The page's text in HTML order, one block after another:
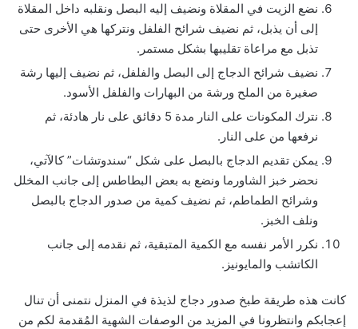
نضع الزيت في المقلاة ونضيف إليه البصل ونقلبه داخل المقلاة
إلى أن يذبل، ثم نضيف شرائح الفلفل ونتركها هي الأخرى حتى
تذبل مع مراعاة تقليبها بشكل مستمر.
نضيف شرائح الدجاج إلى البصل والفلفل، ثم نضيف إليها رشة
صغيرة من الملح ورشة من البهارات والفلفل الأسود.
نترك المكونات على النار مدة 5 دقائق على نار هادئة، ثم
نرفعها من على النار.
يمكن تقديم الدجاج بالبصل على شكل “سندوتشات” كالآتي،
نحضر خبز الشاورما ونضع به بعض البطاطس إلى جانب المخلل
وشرائح الطماطم، ثم نضيف كمية من صدور الدجاج بالبصل
ونلف الخبز.
نكرر الأمر نفسه مع الكمية المتبقية، ثم نقدمه إلى جانب
الكاتشب والمايونيز.
كانت هذه طريقة طبخ صدور دجاج لذيذة في المنزل نتمنى أن تنال
إعجابكم وانتظرونا في المزيد من الوصفات الشهية المُقدمة لكم من